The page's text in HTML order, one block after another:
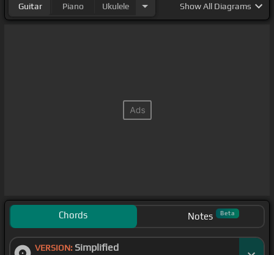
Guitar Piano Ukulele ShowAll Diagrams
Chords Notes Beta
VERSION: Simplified